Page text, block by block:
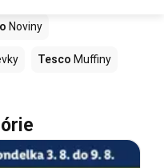
Noviny
Tesco Muffiny